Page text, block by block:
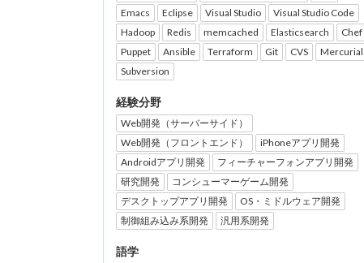
Emacs
Eclipse Visual Studio
Visual Studio Code
Hadoop
Redis memcached Elasticsearch
Chef
Puppet
Ansible Terraform Git CVS
Mercurial
Subversion
経験分野
Web開発（サーバーサイド）
Web開発（フロントエンド）
iPhoneアプリ開発
Androidアプリ開発
フィーチャーフォンアプリ開発
研究開発
コンシューマーゲーム開発
デスクトップアプリ開発
OS・ミドルウェア開発
制御組み込み系開発
汎用系開発
語学